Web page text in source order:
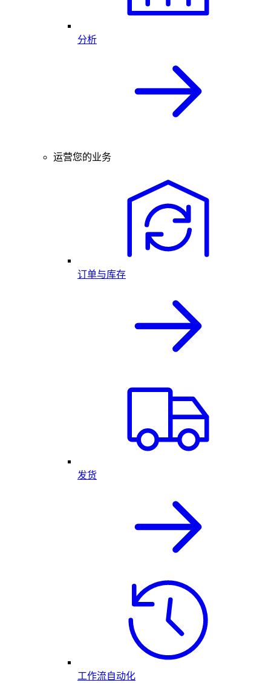
分析
运营您的业务
订单与库存
发货
工作流自动化